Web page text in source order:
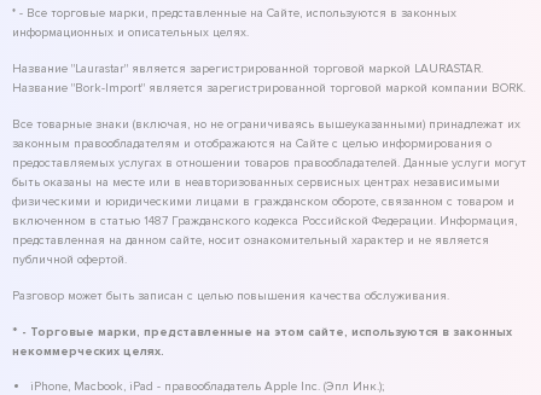
* - Все торговые марки, представленные на Сайте, используются в законных
информационных и описательных целях.
Название "Laurastar" является зарегистрированной торговой маркой LAURASTAR.
Название "Bork-Import" является зарегистрированной торговой маркой компании BORK.
Все товарные знаки (включая, но не ограничиваясь вышеуказанными) принадлежат их
законным правообладателям и отображаются на Сайте с целью информирования о
предоставляемых услугах в отношении товаров правообладателей. Данные услуги могут
быть оказаны на месте или в неавторизованных сервисных центрах независимыми
физическими и юридическими лицами в гражданском обороте, связанном с товаром и
включенном в статью 1487 Гражданского кодекса Российской Федерации. Информация,
представленная на данном сайте, носит ознакомительный характер и не является
публичной офертой.
Разговор может быть записан с целью повышения качества обслуживания.
* - Торговые марки, представленные на этом сайте, используются в законных
некоммерческих целях.
iPhone, Macbook, iPad - правообладатель Apple Inc. (Эпл Инк.);